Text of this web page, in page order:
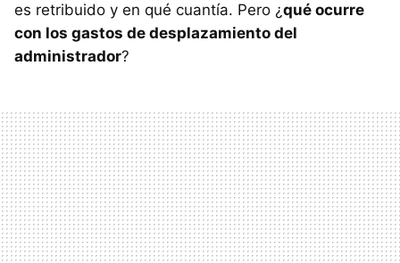
es retribuido y en qué cuantía. Pero ¿qué ocurre
con los gastos de desplazamiento del
administrador?